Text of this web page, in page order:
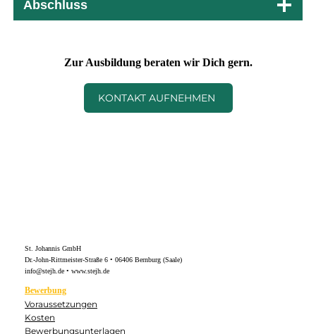
Abschluss
Zur Ausbildung beraten wir Dich gern.
KONTAKT AUFNEHMEN
St. Johannis GmbH
Dr.-John-Rittmeister-Straße 6 • 06406 Bernburg (Saale)
info@stejh.de • www.stejh.de
Bewerbung
Voraussetzungen
Kosten
Bewerbungsunterlagen